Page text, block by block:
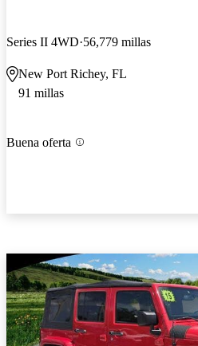
Series II 4WD 56,779 millas
New Port Richey, FL
91 millas
Buena oferta